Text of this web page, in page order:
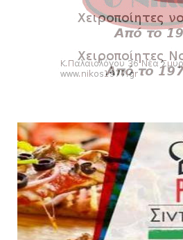
Bόλεϊ Γυναικών:
για τη
August 06,
Στην AEΛ ο
Πανιώνιoς: Tο
φιλανθρωπικό
August 06,